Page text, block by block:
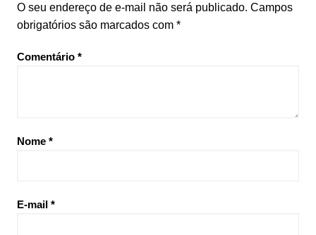
O seu endereço de e-mail não será publicado. Campos
obrigatórios são marcados com *
Comentário *
Nome *
E-mail *